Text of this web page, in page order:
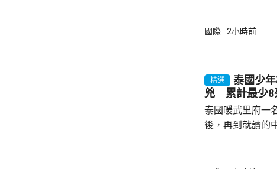
篩檢，將不得執
日抵達雅加達機
公斤，相當於7萬
航指這名機師之
國際 2小時前
精選
泰國少
兇 累計最少8
泰國暖武里府一
後，再到就讀的